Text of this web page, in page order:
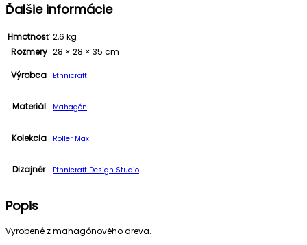
Ďalšie informácie
Hmotnosť 2,6 kg
Rozmery 28 × 28 × 35 cm
Výrobca
Ethnicraft
Materiál Mahagón
Kolekcia Roller Max
Dizajnér Ethnicraft Design Studio
Popis
Vyrobené z mahagónového dreva.